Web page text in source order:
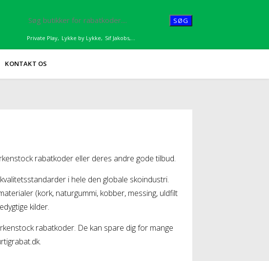
SØG
Private Play, Lykke by Lykke, Sif Jakobs,...
KONTAKT OS
rabatkoder eller deres andre gode tilbud.
i hele den globale skoindustri.
(kork, naturgummi, kobber, messing, uldfilt
kilder.
rabatkoder. De kan spare dig for mange